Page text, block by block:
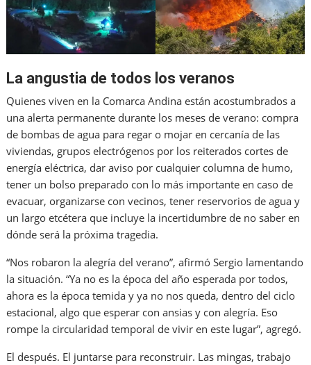
La angustia de todos los veranos
Quienes viven en la Comarca Andina están acostumbrados a
una alerta permanente durante los meses de verano: compra
de bombas de agua para regar o mojar en cercanía de las
viviendas, grupos electrógenos por los reiterados cortes de
energía eléctrica, dar aviso por cualquier columna de humo,
tener un bolso preparado con lo más importante en caso de
evacuar, organizarse con vecinos, tener reservorios de agua y
un largo etcétera que incluye la incertidumbre de no saber en
dónde será la próxima tragedia.
“Nos robaron la alegría del verano”, afirmó Sergio lamentando
la situación. “Ya no es la época del año esperada por todos,
ahora es la época temida y ya no nos queda, dentro del ciclo
estacional, algo que esperar con ansias y con alegría. Eso
rompe la circularidad temporal de vivir en este lugar”, agregó.
El después. El juntarse para reconstruir. Las mingas, trabajo